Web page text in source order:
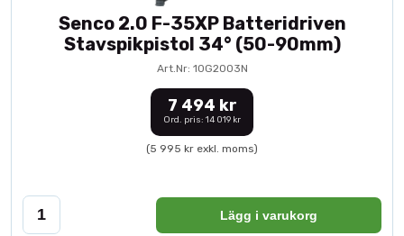
Senco 2.0 F-35XP Batteridriven
Stavspikpistol 34° (50-90mm)
Art.Nr: 10G2003N
7 494 kr
Ord. pris: 14 019 kr
(5 995 kr exkl. moms)
Lägg i varukorg